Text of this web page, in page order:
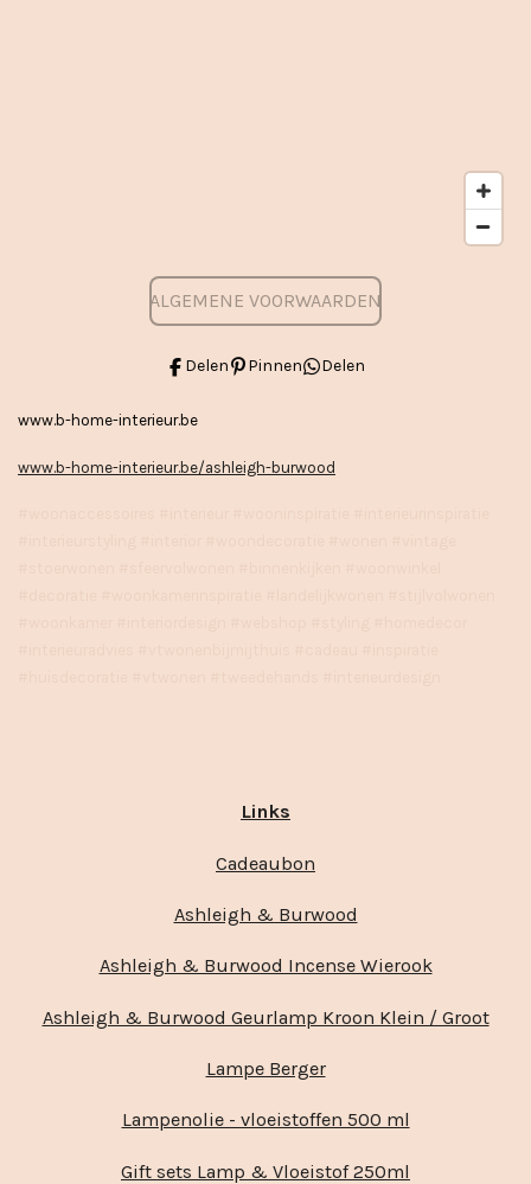
ALGEMENE VOORWAARDEN
Delen Pinnen Delen
www.b-home-interieur.be
www.b-home-interieur.be/ashleigh-burwood
Links
Cadeaubon
Ashleigh & Burwood
Ashleigh & Burwood Incense Wierook
Ashleigh & Burwood Geurlamp Kroon Klein / Groot
Lampe Berger
Lampenolie - vloeistoffen 500 ml
Gift sets Lamp & Vloeistof 250ml